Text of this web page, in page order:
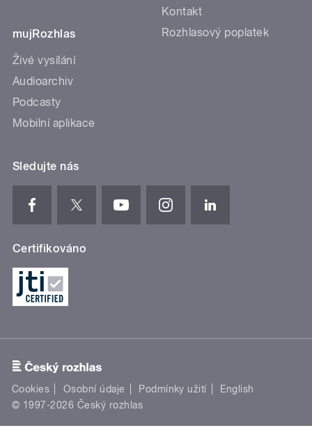
mujRozhlas
Živé vysílání
Audioarchiv
Podcasty
Mobilní aplikace
Kontakt
Rozhlasový poplatek
Sledujte nás
Certifikováno
Cookies Osobní údaje Podmínky užití
English
© 1997-2026 Český rozhlas